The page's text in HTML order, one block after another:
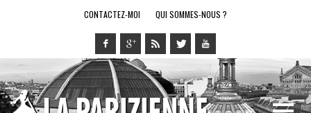
CONTACTEZ-MOI QUI SOMMES-NOUS ?